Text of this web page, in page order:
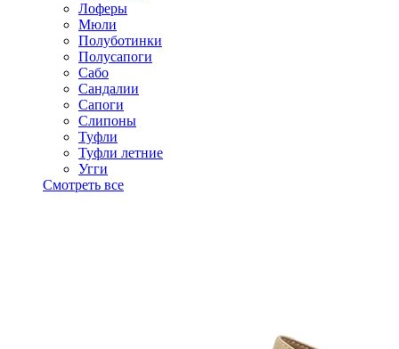
Лоферы
Мюли
Полуботинки
Полусапоги
Сабо
Сандалии
Сапоги
Слипоны
Туфли
Туфли летние
Угги
Смотреть все